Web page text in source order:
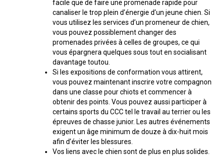
facile que de faire une promenade rapide pour
canaliser le trop plein d’énergie d’un jeune chien. Si
vous utilisez les services d’un promeneur de chien,
vous pouvez possiblement changer des
promenades privées à celles de groupes, ce qui
vous épargnera quelques sous tout en socialisant
davantage toutou.
Si les expositions de conformation vous attirent,
vous pouvez maintenant inscrire votre compagnon
dans une classe pour chiots et commencer à
obtenir des points. Vous pouvez aussi participer à
certains sports du CCC tel le travail au terrier ou les
épreuves de chasse junior. Les autres événements
exigent un âge minimum de douze à dix-huit mois
afin d’éviter les blessures.
Vos liens avec le chien sont de plus en plus solides.